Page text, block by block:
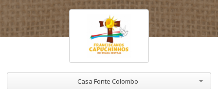
Casa Fonte Colombo